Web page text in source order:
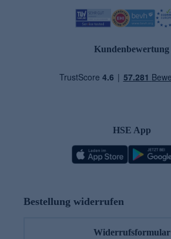
Kundenbewertung
HSE App
Bestellung widerrufen
Widerrufsformular